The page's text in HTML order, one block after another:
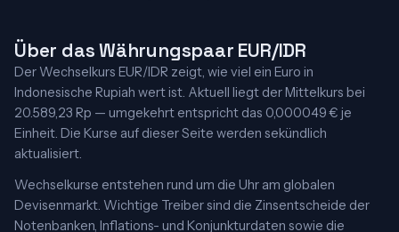
Über das Währungspaar EUR/IDR
Der Wechselkurs EUR/IDR zeigt, wie viel ein Euro in
Indonesische Rupiah wert ist. Aktuell liegt der Mittelkurs bei
20.589,23 Rp — umgekehrt entspricht das 0,000049 € je
Einheit. Die Kurse auf dieser Seite werden sekündlich
aktualisiert.
Wechselkurse entstehen rund um die Uhr am globalen
Devisenmarkt. Wichtige Treiber sind die Zinsentscheide der
Notenbanken, Inflations- und Konjunkturdaten sowie die